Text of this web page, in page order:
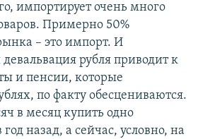
импортирует очень много
Примерно 50%
– это импорт. И
рубля приводит к
и пенсии, которые
по факту обесцениваются.
в месяц купить одно
назад, а сейчас, условно, на